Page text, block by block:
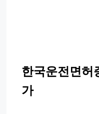
한국운전면허
가